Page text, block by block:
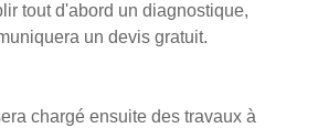
tout d'abord un diagnostique,
un devis gratuit.
chargé ensuite des travaux à